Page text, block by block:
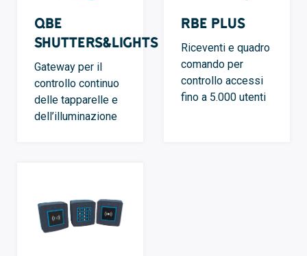
QBE
Shutters&Lights
Gateway per il
controllo continuo
delle tapparelle e
dell’illuminazione
RBE Plus
Riceventi e quadro
comando per
controllo accessi
fino a 5.000 utenti